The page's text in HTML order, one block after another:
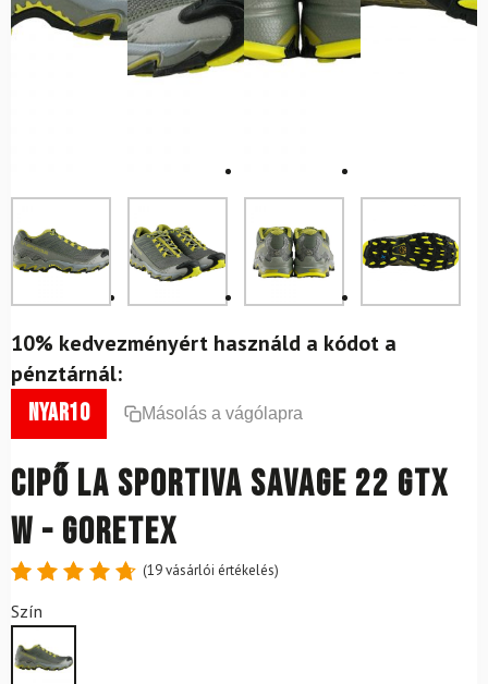
10% kedvezményért használd a kódot a
pénztárnál:
nyar10 Másolás a vágólapra
Cipő LA SPORTIVA Savage 22 GTX
W - GoreTex
4.79
értékelés
(19vásárlói értékelés)
Szín